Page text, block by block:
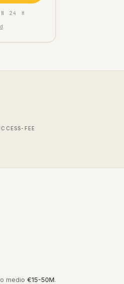
24 H
FEE
medio €15-50M.